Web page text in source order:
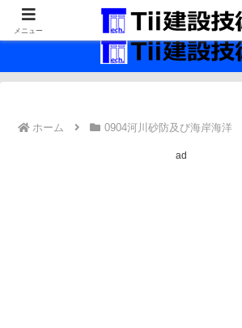
最新の建設技術の情報インフ
ホーム 0904河川砂防及び海岸海洋
ad
メニュー